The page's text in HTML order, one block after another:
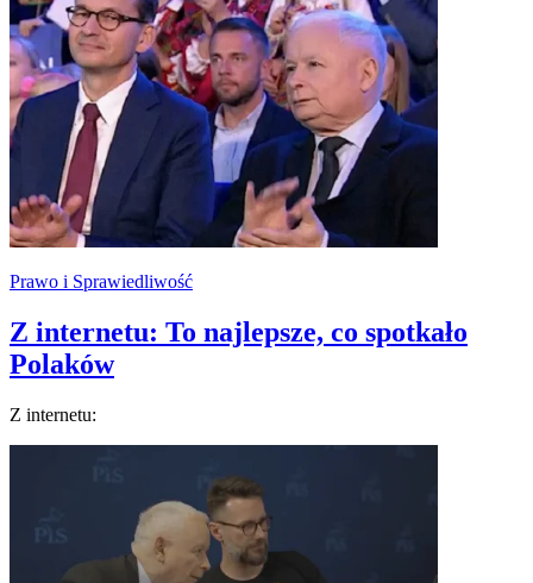
Prawo i Sprawiedliwość
Z internetu: To najlepsze, co spotkało
Polaków
Z internetu: